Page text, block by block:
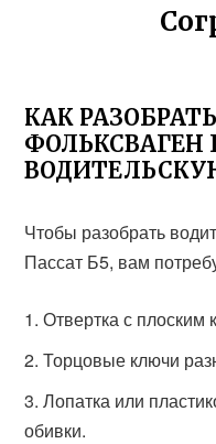
КАК
ФОЛЬКСВАГЕН
Чтобы разобрать
Пассат Б5, вам
Отвертка с
Торцовые ключи
Лопатка или
обивки.